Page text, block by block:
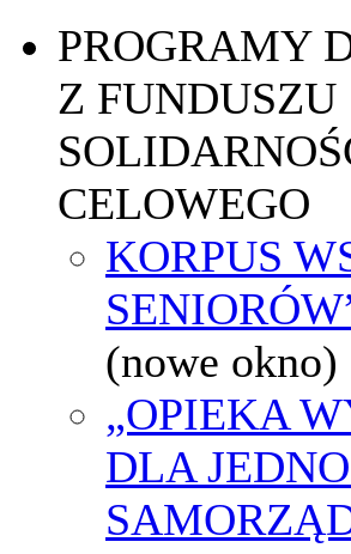
PROGRAMY
Z FUNDUSZU
CELOWEGO
KORPUS
(nowe okno)
„OPIEKA
DLA